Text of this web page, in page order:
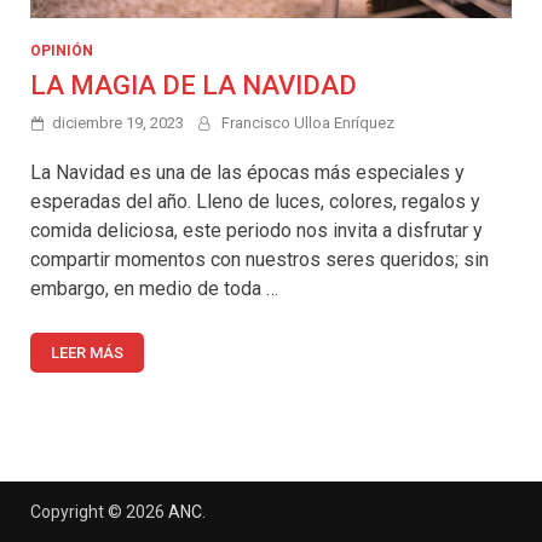
OPINIÓN
LA MAGIA DE LA NAVIDAD
diciembre 19, 2023 Francisco Ulloa Enríquez
La Navidad es una de las épocas más especiales y
esperadas del año. Lleno de luces, colores, regalos y
comida deliciosa, este periodo nos invita a disfrutar y
compartir momentos con nuestros seres queridos; sin
embargo, en medio de toda …
LEER MÁS
Copyright © 2026 ANC